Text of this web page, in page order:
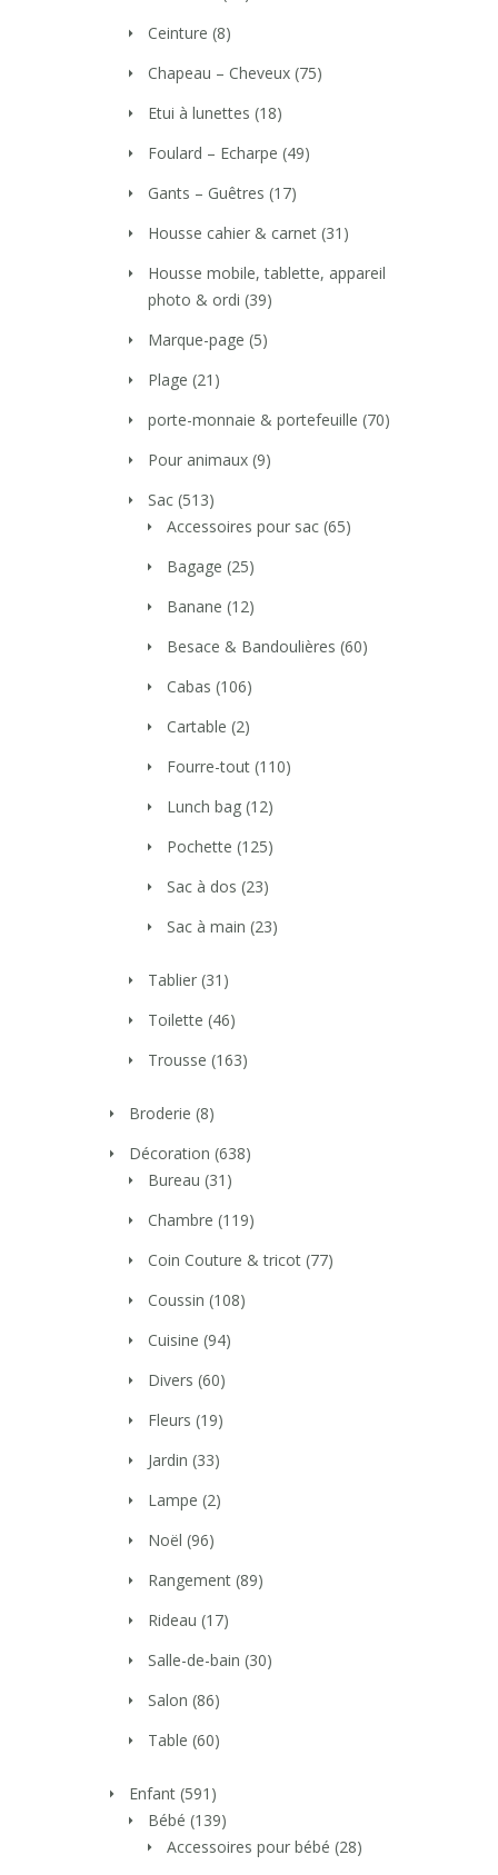
Ceinture (8)
Chapeau – Cheveux (75)
Etui à lunettes (18)
Foulard – Echarpe (49)
Gants – Guêtres (17)
Housse cahier & carnet (31)
Housse mobile, tablette, appareil
photo & ordi (39)
Marque-page (5)
Plage (21)
porte-monnaie & portefeuille (70)
Pour animaux (9)
Sac (513)
Accessoires pour sac (65)
Bagage (25)
Banane (12)
Besace & Bandoulières (60)
Cabas (106)
Cartable (2)
Fourre-tout (110)
Lunch bag (12)
Pochette (125)
Sac à dos (23)
Sac à main (23)
Tablier (31)
Toilette (46)
Trousse (163)
Broderie (8)
Décoration (638)
Bureau (31)
Chambre (119)
Coin Couture & tricot (77)
Coussin (108)
Cuisine (94)
Divers (60)
Fleurs (19)
Jardin (33)
Lampe (2)
Noël (96)
Rangement (89)
Rideau (17)
Salle-de-bain (30)
Salon (86)
Table (60)
Enfant (591)
Bébé (139)
Accessoires pour bébé (28)